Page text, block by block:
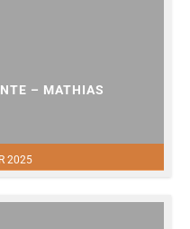
2025
– MATHIAS S